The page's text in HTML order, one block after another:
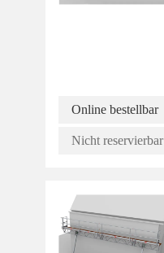
Online bestellbar
Nicht reservierbar